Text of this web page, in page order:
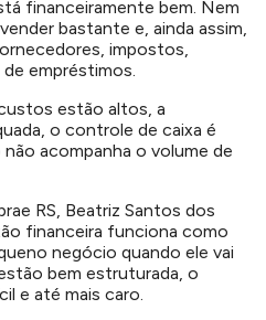
financeiramente bem. Nem
bastante e, ainda assim,
impostos,
empréstimos.
estão altos, a
o controle de caixa é
acompanha o volume de
RS, Beatriz Santos dos
financeira funciona como
negócio quando ele vai
bem estruturada, o
e até mais caro.